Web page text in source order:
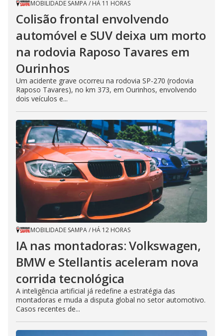
MOBILIDADE SAMPA/ HÁ 11 HORAS
Colisão frontal envolvendo
automóvel e SUV deixa um morto
na rodovia Raposo Tavares em
Ourinhos
Um acidente grave ocorreu na rodovia SP-270 (rodovia
Raposo Tavares), no km 373, em Ourinhos, envolvendo
dois veículos e...
MOBILIDADE SAMPA/ HÁ 12 HORAS
IA nas montadoras: Volkswagen,
BMW e Stellantis aceleram nova
corrida tecnológica
A inteligência artificial já redefine a estratégia das
montadoras e muda a disputa global no setor automotivo.
Casos recentes de...